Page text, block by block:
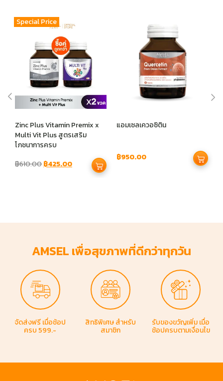
Special Price
Zinc Plus Vitamin Premix x
Multi Vit Plus สูตรเสริม
โภชนาการครบ
฿610.00฿425.00
แอมเซลเควอซิติน
฿950.00
AMSEL เพื่อสุขภาพที่ดีกว่าทุกวัน
จัดส่งฟรีเมื่อช้อป
ครบ 599.-​
สิทธิพิเศษสำหรับ
สมาชิก
รับของขวัญเพิ่มเมื่อ
ช้อปครบตามเงื่อนไข